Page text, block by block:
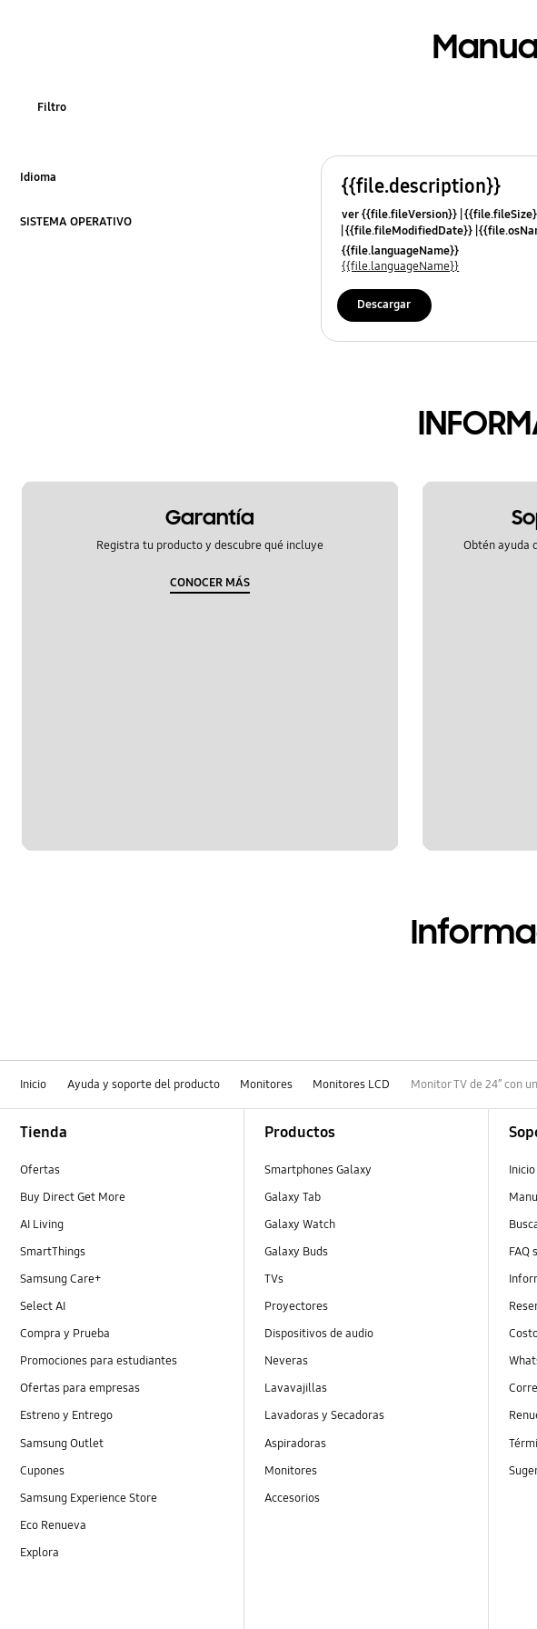
Filtro
Idioma
SISTEMA OPERATIVO
{{file.description}}
ver {{file.fileVersion}}
{{file.fileModifiedDate}}
{{file.languageName}}
{{file.languageName}}
Descargar
Garantía
Registra tu producto y descubre qué incluye
CONOCER MÁS
Obtén ayuda
Inicio Ayuda y soporte del producto Monitores Monitores LCD Monitor TV de 24” con
Tienda
Ofertas
Buy Direct Get More
AI Living
SmartThings
Samsung Care+
Select AI
Compra y Prueba
Promociones para estudiantes
Ofertas para empresas
Estreno y Entrego
Samsung Outlet
Cupones
Samsung Experience Store
Eco Renueva
Explora
Productos
Smartphones Galaxy
Galaxy Tab
Galaxy Watch
Galaxy Buds
TVs
Proyectores
Dispositivos de audio
Neveras
Lavavajillas
Lavadoras y Secadoras
Aspiradoras
Monitores
Accesorios
FAQ